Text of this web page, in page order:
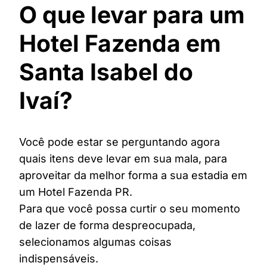
O que levar para um
Hotel Fazenda em
Santa Isabel do
Ivaí?
Você pode estar se perguntando agora
quais itens deve levar em sua mala, para
aproveitar da melhor forma a sua estadia em
um Hotel Fazenda PR.
Para que você possa curtir o seu momento
de lazer de forma despreocupada,
selecionamos algumas coisas
indispensáveis.